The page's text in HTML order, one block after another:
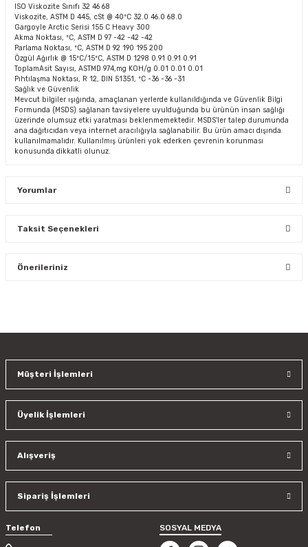
ISO Viskozite Sınıfı 32 46 68
Viskozite, ASTM D 445, cSt @ 40ºC 32.0 46.0 68.0
Gargoyle Arctic Serisi 155 C Heavy 300
Akma Noktası, ºC, ASTM D 97 -42 -42 -42
Parlama Noktası, ºC, ASTM D 92 190 195 200
Özgül Ağırlık @ 15ºC/15ºC, ASTM D 1298 0.91 0.91 0.91
ToplamAsit Sayısı, ASTMD 974,mg KOH/g 0.01 0.01 0.01
Pıhtılaşma Noktası, R 12, DIN 51351, ºC -36 -36 -31
Sağlık ve Güvenlik
Mevcut bilgiler ışığında, amaçlanan yerlerde kullanıldığında ve Güvenlik Bilgi
Formunda (MSDS) sağlanan tavsiyelere uyulduğunda bu ürünün insan sağlığı
üzerinde olumsuz etki yaratması beklenmemektedir. MSDS'ler talep durumunda
ana dağıtıcıdan veya internet aracılığıyla sağlanabilir. Bu ürün amacı dışında
kullanılmamalıdır. Kullanılmış ürünleri yok ederken çevrenin korunması
konusunda dikkatli olunuz.
Yorumlar
Taksit Seçenekleri
Önerileriniz
Ürün resmi kalitesiz, bozuk veya görüntülenemiyor.
Ürün bilgilerinde hatalar bulunuyor.
Bu ürüne benzer farklı alternatifler olmalı.
Gönder
Müşteri İşlemleri
Üyelik İşlemleri
Alışveriş
Sipariş İşlemleri
Telefon SOSYAL MEDYA